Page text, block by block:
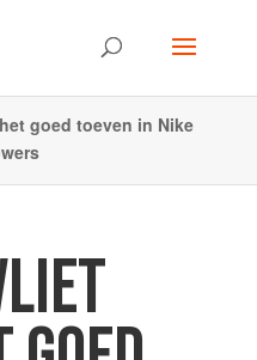
goed toeven in Nike